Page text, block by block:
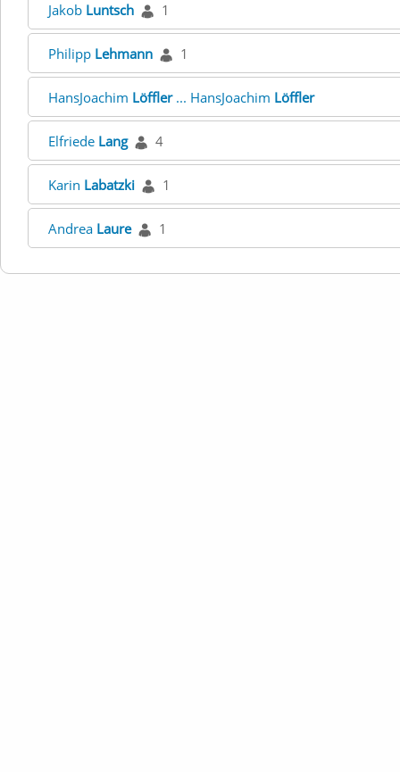
Jakob Luntsch 1
Philipp Lehmann 1
HansJoachim Löffler... HansJoachim Löffler
Elfriede Lang 4
Karin Labatzki 1
Andrea Laure 1